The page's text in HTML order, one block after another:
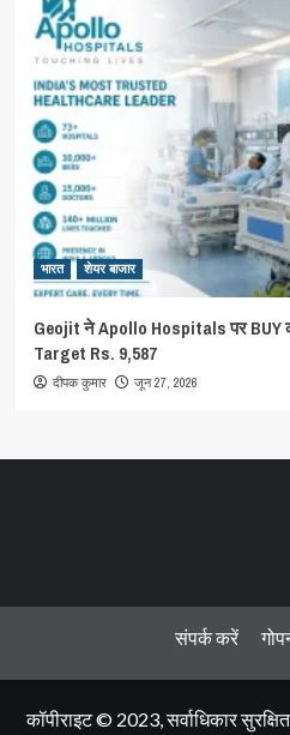
भारत शेयर बाजार
Geojit ने Apollo Hospitals पर BUY
Target Rs. 9,587
दीपक कुमार जून 27, 2026
संपर्क करें
कॉपीराइट © 2023, सर्वाधिकार